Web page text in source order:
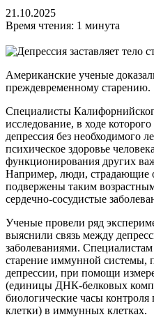
21.10.2025
Время чтения: 1 минута
Американские ученые
преждевременному старению.
Специалисты
исследование, в ходе
депрессия без необходимого
психическое здоровье
функционирования других
Например, люди, страдающие
подвержены таким
сердечно-сосудистые
Ученые провели ряд
выяснили связь между
заболеваниями.
старение иммунной системы,
депрессии, при помощи
(единицы ДНК-белковых
биологические часы
клетки) в иммунных клетках.